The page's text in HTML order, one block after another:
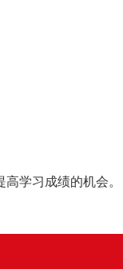
学习成绩的机会。